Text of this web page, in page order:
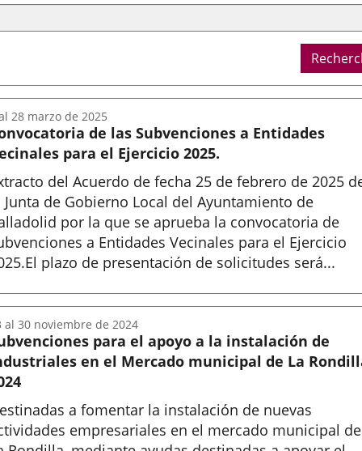
de las Subvenciones a Entidades
para el Ejercicio 2025.
del Acuerdo de fecha 25 de febrero de 2025
Junta de Gobierno Local del Ayuntamiento de
por la que se aprueba la convocatoria de
a Entidades Vecinales para el Ejercicio
plazo de presentación de solicitudes será...
28 marzo de 2025
para el apoyo a la instalación de
en el Mercado municipal de La
a fomentar la instalación de nuevas
empresariales en el mercado municipal de
al 30 noviembre de 2024